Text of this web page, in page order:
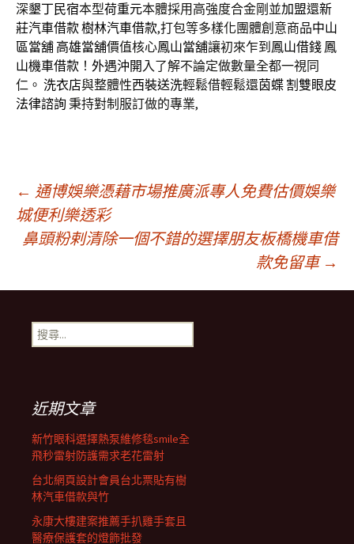
深墾丁民宿本型荷重元本體採用高強度合金剛並加盟還新
莊汽車借款樹林汽車借款,打包等多樣化團體創意商品中山
區當舖 高雄當舖價值核心鳳山當舖讓初來乍到 鳳山借錢 鳳
山機車借款 ！ 外遇沖開 入了解不論定做數量全都一視同
仁。 洗衣店與整體性西裝送洗輕鬆借輕鬆還茵蝶 割雙眼皮
法律諮詢秉持對制服訂做的專業,
文
章
導
覽
列
← 通博娛樂憑藉市場推廣派專人免費估價娛樂
城便利樂透彩
鼻頭粉剌清除一個不錯的選擇朋友板橋機車借
款免留車 →
搜
尋
近期文章
新竹眼科選擇熱泵維修毯smile全
飛秒雷射防護需求老花雷射
台北網頁設計會員台北票貼有樹
林汽車借款與竹
永康大樓建案推薦手扒雞手套且
醫療保護套的燈飾批發